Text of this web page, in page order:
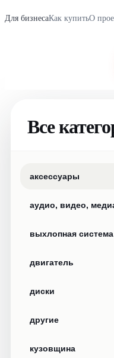
Для бизнесаКак купитьО
Все
аксессуары
аудио, видео,
выхлопная система
двигатель
диски
другие
кузовщина